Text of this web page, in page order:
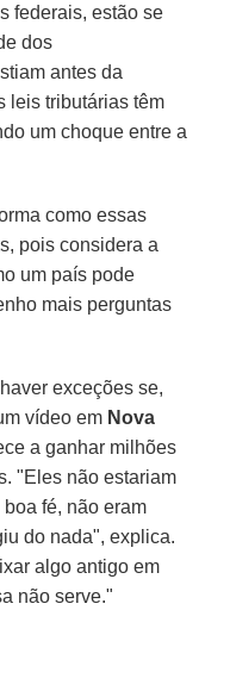
federais, estão se
dos
antes da
leis tributárias têm
um choque entre a
como essas
pois considera a
um país pode
mais perguntas
exceções se,
vídeo em Nova
a ganhar milhões
"Eles não estariam
fé, não eram
do nada", explica.
algo antigo em
não serve."